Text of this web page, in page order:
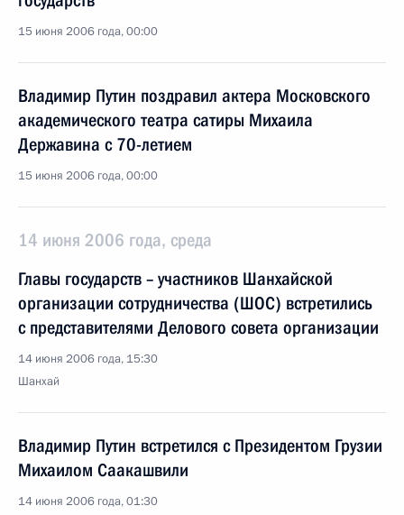
15 июня 2006 года, 00:00
Владимир Путин поздравил актера Московского
академического театра сатиры Михаила
Державина с 70-летием
15 июня 2006 года, 00:00
14 июня 2006 года, среда
Главы государств – участников Шанхайской
организации сотрудничества (ШОС) встретились
с представителями Делового совета организации
14 июня 2006 года, 15:30
Шанхай
Владимир Путин встретился с Президентом Грузии
Михаилом Саакашвили
14 июня 2006 года, 01:30